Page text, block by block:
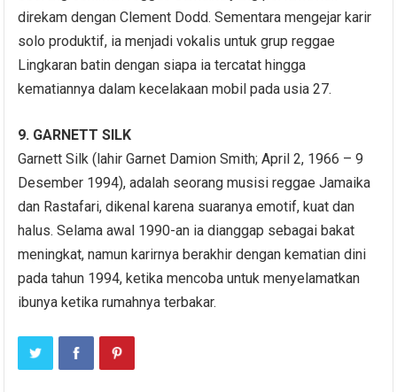
direkam dengan Clement Dodd. Sementara mengejar karir
solo produktif, ia menjadi vokalis untuk grup reggae
Lingkaran batin dengan siapa ia tercatat hingga
kematiannya dalam kecelakaan mobil pada usia 27.
9. GARNETT SILK
Garnett Silk (lahir Garnet Damion Smith; April 2, 1966 – 9
Desember 1994), adalah seorang musisi reggae Jamaika
dan Rastafari, dikenal karena suaranya emotif, kuat dan
halus. Selama awal 1990-an ia dianggap sebagai bakat
meningkat, namun karirnya berakhir dengan kematian dini
pada tahun 1994, ketika mencoba untuk menyelamatkan
ibunya ketika rumahnya terbakar.